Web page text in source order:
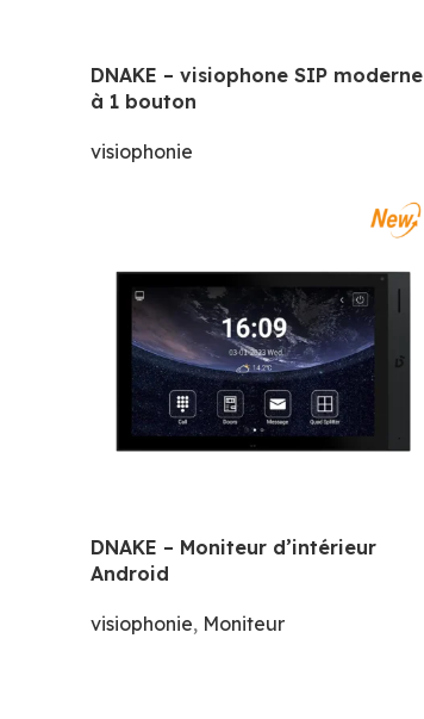
DNAKE – visiophone SIP moderne
à 1 bouton
visiophonie
DNAKE – Moniteur d’intérieur
Android
visiophonie, Moniteur